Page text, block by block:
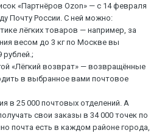
«Партнёров Ozon» — с 14 февраля
Почту России. С ней можно:
лёгких товаров — например, за
весом до 3 кг по Москве вы
рублей.;
«Лёгкий возврат» — возвращённые
в выбранное вами почтовое
в 25 000 почтовых отделений. А
свои заказы в 34 000 точек по
почта есть в каждом районе города,